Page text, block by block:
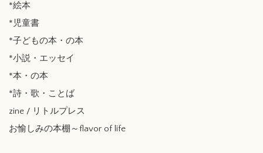
*絵本
*児童書
*子どもの本・の本
*小説・エッセイ
*本・の本
*詩・歌・ことば
zine / リトルプレス
お愉しみの本棚～flavor of life